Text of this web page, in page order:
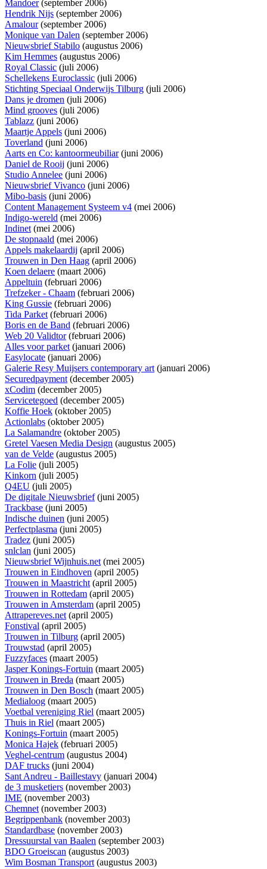
Mandoer(september 2006)
Hendrik Nijs (september 2006)
Amalour(september 2006)
Monique van Dalen (september 2006)
Nieuwsbrief Stabilo (augustus 2006)
Kim Hemmes (augustus 2006)
Royal Classic (juli 2006)
Schellekens Euroclassic (juli 2006)
Stichting Speciaal Onderwijs Tilburg (juli 2006)
Dans je dromen (juli 2006)
Mind grooves (juli 2006)
Tablazz (juni 2006)
Maartje Appels (juni 2006)
Toverland (juni 2006)
Aarts en Co: kantoormeubiliar(juni 2006)
Daniel de Rooij (juni 2006)
Studio Annelee (juni 2006)
Nieuwsbrief Vivanco (juni 2006)
Mibo-basis (juni 2006)
Content Management Systeem v4 (mei 2006)
Indigo-wereld (mei 2006)
Indinet(mei 2006)
De stopnaald (mei 2006)
Appels makelaardij (april 2006)
Trouwen in Den Haag (april 2006)
Koen delaere (maart 2006)
Appeltuin (februari 2006)
Trefzeker - Chaam (februari 2006)
King Gussie (februari 2006)
Tida Parket(februari 2006)
Boris en de Band (februari 2006)
Web 20 Validtor(februari 2006)
Alles voor parket(januari 2006)
Easylocate (januari 2006)
Galerie Resy Muijsers contemporary art(januari 2006)
Securedpayment(december 2005)
xCodim (december 2005)
Servicetegoed (december 2005)
Koffie Hoek (oktober 2005)
Actionlabs (oktober 2005)
La Salamandre (oktober 2005)
Gretel Vaesen Media Design (augustus 2005)
van de Velde (augustus 2005)
La Folie (juli 2005)
Kinkorn (juli 2005)
Q4EU (juli 2005)
De digitale Nieuwsbrief(juni 2005)
Trackbase (juni 2005)
Indische duinen (juni 2005)
Perfectplasma (juni 2005)
Tradez (juni 2005)
snlclan (juni 2005)
Nieuwsbrief Wijnhuis.net(mei 2005)
Trouwen in Eindhoven (april 2005)
Trouwen in Maastricht(april 2005)
Trouwen in Rottedam (april 2005)
Trouwen in Amsterdam (april 2005)
Attrapereves.net(april 2005)
Fonstival (april 2005)
Trouwen in Tilburg (april 2005)
Trouwstad (april 2005)
Fuzzyfaces (maart 2005)
Jasper Konings-Fortuin (maart 2005)
Trouwen in Breda (maart 2005)
Trouwen in Den Bosch (maart 2005)
Medialoog (maart 2005)
Voetbal vereniging Riel (maart 2005)
Thuis in Riel (maart 2005)
Konings-Fortuin (maart 2005)
Monica Hajek (februari 2005)
Veghel-centrum (augustus 2004)
DAF trucks (juni 2004)
Sant Andreu - Baillestavy (januari 2004)
de 3 musketiers (november 2003)
IME (november 2003)
Chemnet(november 2003)
Begrippenbank (november 2003)
Standardbase (november 2003)
Dressuurstal van Baalen (september 2003)
BDO Groeiscan (augustus 2003)
Wim Bosman Transport(augustus 2003)